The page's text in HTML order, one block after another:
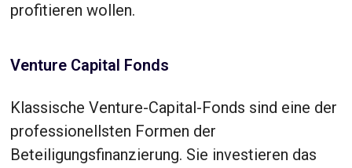
profitieren wollen.
Venture Capital Fonds
Klassische Venture-Capital-Fonds sind eine der
professionellsten Formen der
Beteiligungsfinanzierung. Sie investieren das